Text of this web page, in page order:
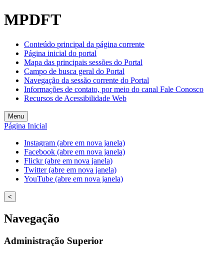
MPDFT
Conteúdo principal da página corrente
Página inicial do portal
Mapa das principais sessões do Portal
Campo de busca geral do Portal
Navegação da sessão corrente do Portal
Informações de contato, por meio do canal Fale Conosco
Recursos de Acessibilidade Web
Menu
Página Inicial
Instagram (abre em nova janela)
Facebook (abre em nova janela)
Flickr (abre em nova janela)
Twitter (abre em nova janela)
YouTube (abre em nova janela)
<
Navegação
Administração Superior